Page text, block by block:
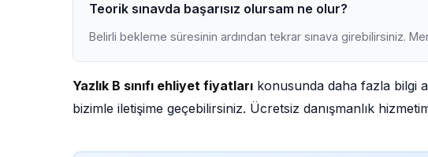
Teorik sınavda başarısız olursam ne olur?
Belirli bekleme süresinin ardından tekrar sınava girebilirsiniz.
Yazlık B sınıfı ehliyet fiyatları konusunda daha fazla bilgi
bizimle iletişime geçebilirsiniz. Ücretsiz danışmanlık